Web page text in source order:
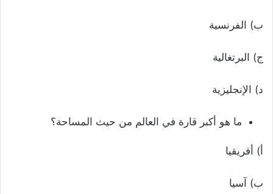
ب) الفرنسية
ج) البرتغالية
د) الإنجليزية
ما هو أكبر قارة في العالم من حيث المساحة؟
أ) أفريقيا
ب) آسيا